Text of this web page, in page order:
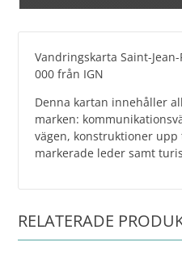
Vandringskarta Saint-
000 från IGN
Denna kartan innehåller
marken:
vägen, konstruktioner
markerade leder samt
RELATERADE